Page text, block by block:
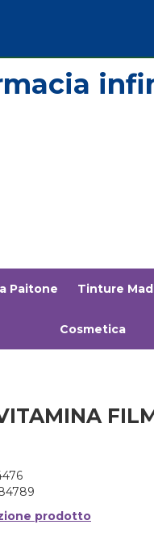
Paitone Tinture
Cosmetica
prodotto